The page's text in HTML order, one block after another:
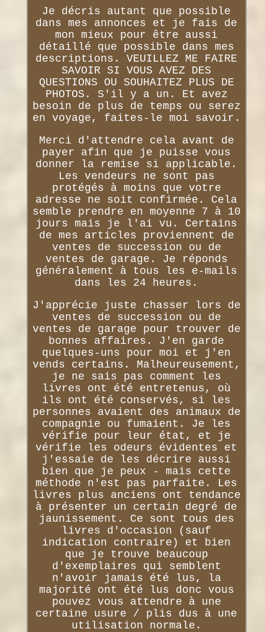
Je décris autant que possible
dans mes annonces et je fais de
mon mieux pour être aussi
détaillé que possible dans mes
descriptions. VEUILLEZ ME FAIRE
SAVOIR SI VOUS AVEZ DES
QUESTIONS OU SOUHAITEZ PLUS DE
PHOTOS. S'il y a un. Et avez
besoin de plus de temps ou serez
en voyage, faites-le moi savoir.
Merci d'attendre cela avant de
payer afin que je puisse vous
donner la remise si applicable.
Les vendeurs ne sont pas
protégés à moins que votre
adresse ne soit confirmée. Cela
semble prendre en moyenne 7 à 10
jours mais je l'ai vu. Certains
de mes articles proviennent de
ventes de succession ou de
ventes de garage. Je réponds
généralement à tous les e-mails
dans les 24 heures.
J'apprécie juste chasser lors de
ventes de succession ou de
ventes de garage pour trouver de
bonnes affaires. J'en garde
quelques-uns pour moi et j'en
vends certains. Malheureusement,
je ne sais pas comment les
livres ont été entretenus, où
ils ont été conservés, si les
personnes avaient des animaux de
compagnie ou fumaient. Je les
vérifie pour leur état, et je
vérifie les odeurs évidentes et
j'essaie de les décrire aussi
bien que je peux - mais cette
méthode n'est pas parfaite. Les
livres plus anciens ont tendance
à présenter un certain degré de
jaunissement. Ce sont tous des
livres d'occasion (sauf
indication contraire) et bien
que je trouve beaucoup
d'exemplaires qui semblent
n'avoir jamais été lus, la
majorité ont été lus donc vous
pouvez vous attendre à une
certaine usure / plis dus à une
utilisation normale.